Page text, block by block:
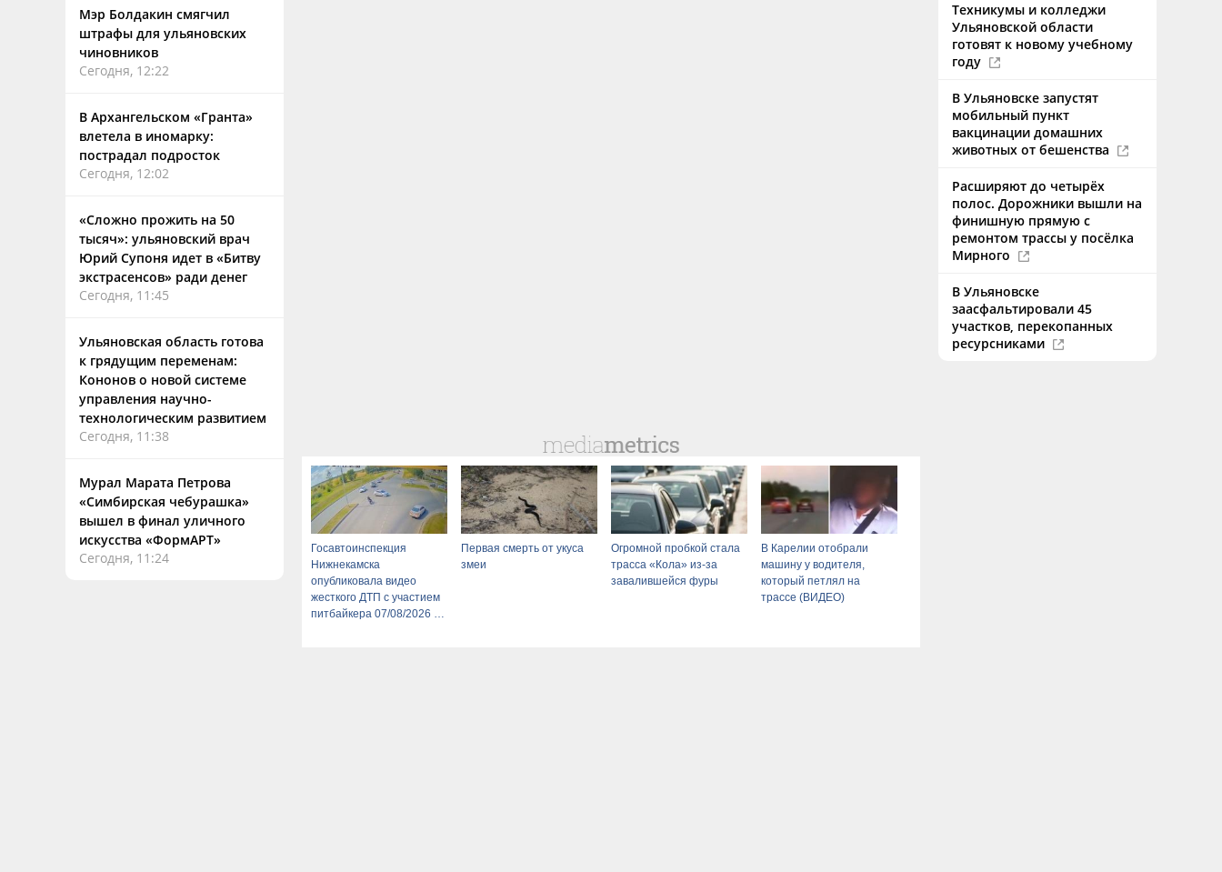
Мэр Болдакин смягчил
штрафы для ульяновских
чиновников
Сегодня, 12:22
В Архангельском «Гранта»
влетела в иномарку:
пострадал подросток
Сегодня, 12:02
«Сложно прожить на 50
тысяч»: ульяновский врач
Юрий Супоня идет в «Битву
экстрасенсов» ради денег
Сегодня, 11:45
Ульяновская область готова
к грядущим переменам:
Кононов о новой системе
управления научно-
технологическим развитием
Сегодня, 11:38
Мурал Марата Петрова
«Симбирская чебурашка»
вышел в финал уличного
искусства «ФормАРТ»
Сегодня, 11:24
Госавтоинспекция
Нижнекамска
опубликовала видео
жесткого ДТП с участием
питбайкера 07/08/2026 –
Первая смерть от укуса
змеи
Огромной пробкой стала
трасса «Кола» из-за
завалившейся фуры
В Карелии отобрали
машину у водителя,
который петлял на
трассе (ВИДЕО)
Техникумы и колледжи
Ульяновской области
готовят к новому учебному
году
В Ульяновске запустят
мобильный пункт
вакцинации домашних
животных от бешенства
Расширяют до четырёх
полос. Дорожники вышли на
финишную прямую с
ремонтом трассы у посёлка
Мирного
В Ульяновске
заасфальтировали 45
участков, перекопанных
ресурсниками